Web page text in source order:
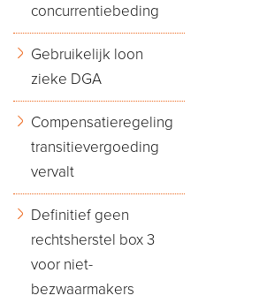
concurrentiebeding
Gebruikelijk loon
zieke DGA
Compensatieregeling
transitievergoeding
vervalt
Definitief geen
rechtsherstel box 3
voor niet-
bezwaarmakers